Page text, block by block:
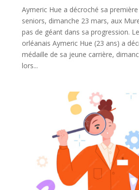
Aymeric Hue a décroché sa
seniors, dimanche 23 mars, aux
pas de géant dans sa progression.
orléanais Aymeric Hue (23 ans) a
médaille de sa jeune carrière,
lors...